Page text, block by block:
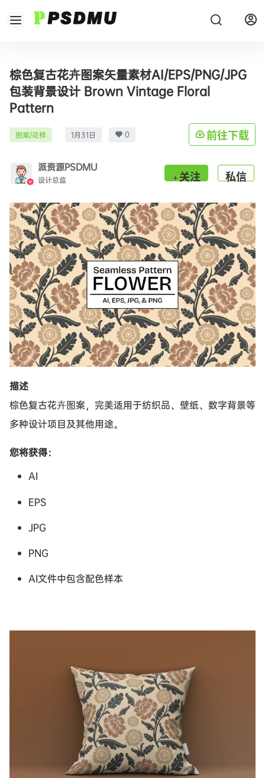
棕色复古花卉图案矢量素材AI/EPS/PNG/JPG
包装背景设计 Brown Vintage Floral
Pattern
图案/花样 1月31日 0 前往下载
派资源PSDMU
设计总监 关注 私信
描述
棕色复古花卉图案，完美适用于纺织品、壁纸、数字背景等
多种设计项目及其他用途。
您将获得：
AI
EPS
JPG
PNG
AI文件中包含配色样本